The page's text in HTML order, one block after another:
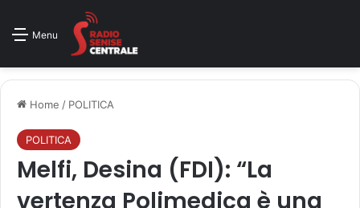
Menu
Home / POLITICA
POLITICA
Melfi, Desina (FDI): “La
vertenza Polimedica è una